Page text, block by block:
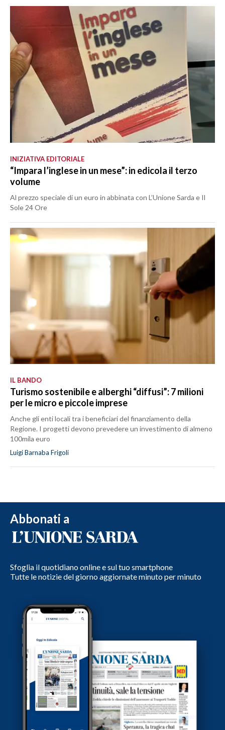
INIZIATIVA EDITORIALE
“Impara l’inglese in un mese”: in edicola il terzo
volume
Al prezzo speciale di un euro in abbinata con L’Unione Sarda e Il
Sole 24 Ore
IL BANDO
Turismo sostenibile e alberghi “diffusi”: 7 milioni
per le micro e piccole imprese
Anche gli enti locali tra i beneficiari del finanziamento della
Regione. I progetti devono prevedere un investimento di almeno
100mila euro
Luigi Barnaba Frigoli
Abbonati a
Sfoglia il quotidiano online e sul tuo smartphone
Tutte le notizie del giorno aggiornate minuto per minuto